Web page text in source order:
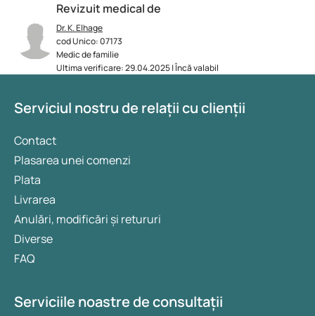
Revizuit medical de
Dr. K. Elhage
cod Unico: 07173
Medic de familie
Ultima verificare: 29.04.2025 | Încă valabil
Serviciul nostru de relații cu clienții
Contact
Plasarea unei comenzi
Plata
Livrarea
Anulări, modificări și retururi
Diverse
FAQ
Serviciile noastre de consultații